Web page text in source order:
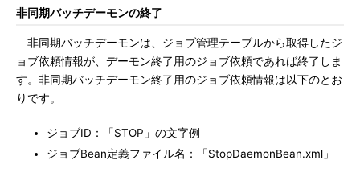
非同期バッチデーモンの終了
非同期バッチデーモンは、ジョブ管理テーブルから取得したジ
ョブ依頼情報が、デーモン終了用のジョブ依頼であれば終了しま
す。非同期バッチデーモン終了用のジョブ依頼情報は以下のとお
りです。
ジョブID：「STOP」の文字例
ジョブBean定義ファイル名：「StopDaemonBean.xml」